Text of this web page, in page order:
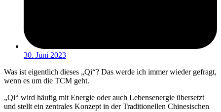
30. Juni 2023
Was ist eigentlich dieses „Qi“? Das werde ich immer wieder gefragt,
wenn es um die TCM geht.
„Qi“ wird häufig mit Energie oder auch Lebensenergie übersetzt
und stellt ein zentrales Konzept in der Traditionellen Chinesischen